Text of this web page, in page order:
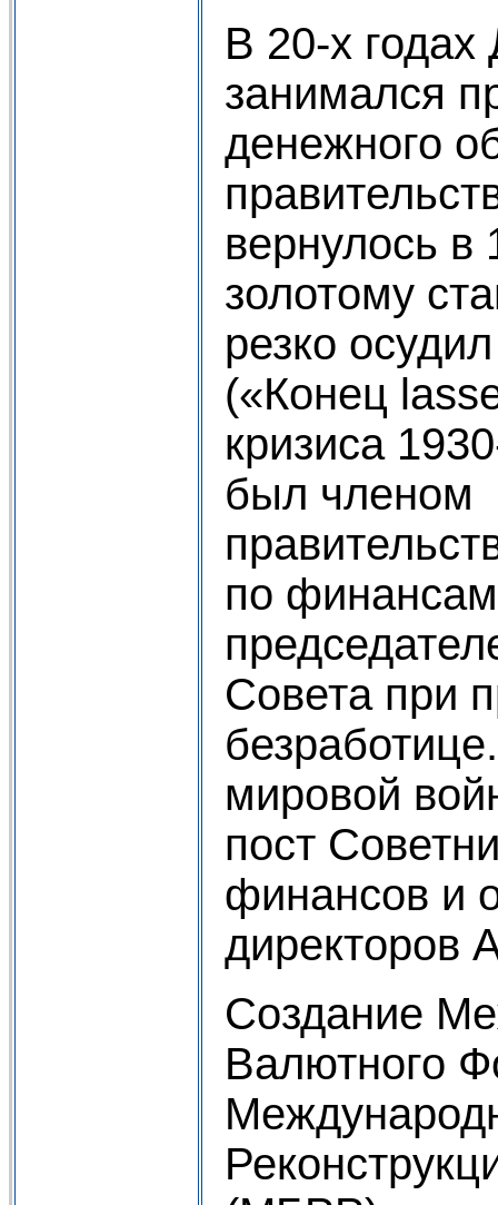
В 20-х
занимался
денежного
вернулось в
золотому
резко
(«Конец
кризиса
был членом
по
Совета при
мировой
пост
финансов и
директоров
Создание
Валютного